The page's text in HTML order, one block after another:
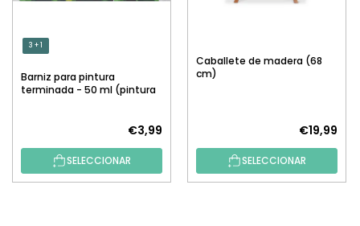
3 + 1
Barniz para pintura
terminada - 50 ml (pintura
€3,99
SELECCIONAR
Caballete de madera (68
cm)
€19,99
SELECCIONAR